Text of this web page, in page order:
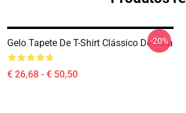
Gelo Tapete De T-Shirt Clássico De Bola
€ 26,68 - € 50,50
-20%